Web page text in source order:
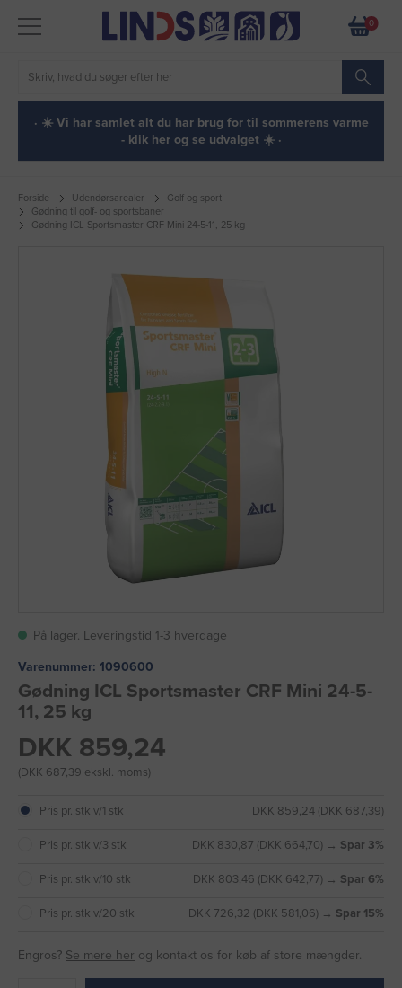
0
· ☀️ Vi har samlet alt du har brug for til sommerens varme
- klik her og se udvalget ☀️ ·
Forside Udendørsarealer
Golf og sport
Gødning til golf- og sportsbaner
Gødning ICL Sportsmaster CRF Mini 24-5-11, 25 kg
På lager. Leveringstid 1-3 hverdage
Varenummer: 1090600
Gødning ICL Sportsmaster CRF Mini 24-5-
11, 25 kg
DKK 859,24
(DKK 687,39 ekskl. moms)
Pris pr. stk v/1 stk DKK 859,24 (DKK 687,39)
Pris pr. stk v/3 stk DKK 830,87 (DKK 664,70) → Spar 3%
Pris pr. stk v/10 stk DKK 803,46 (DKK 642,77) → Spar 6%
Pris pr. stk v/20 stk DKK 726,32 (DKK 581,06) → Spar 15%
Engros? Se mere her og kontakt os for køb af store mængder.